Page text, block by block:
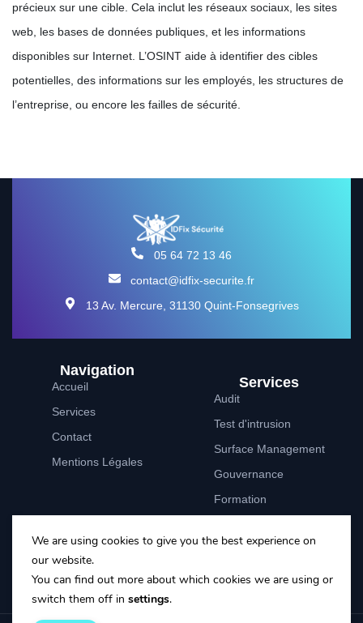
précieux sur une cible. Cela inclut les réseaux sociaux, les sites
web, les bases de données publiques, et les informations
disponibles sur Internet. L’OSINT aide à identifier des cibles
potentielles, des informations sur les employés, les structures de
l’entreprise, ou encore les failles de sécurité.
05 64 72 13 46
contact@idfix-securite.fr
13 Av. Mercure, 31130 Quint-Fonsegrives
Navigation
Accueil
Services
Contact
Mentions Légales
Services
Audit
Test d'intrusion
Surface Management
Gouvernance
Formation
Follow on social media:
We are using cookies to give you the best experience on
our website.
You can find out more about which cookies we are using or
switch them off in settings.